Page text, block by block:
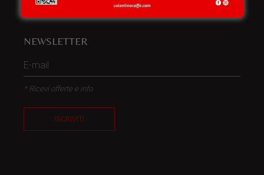
NEWSLETTER
* Ricevi offerte e info
ISCRIVITI